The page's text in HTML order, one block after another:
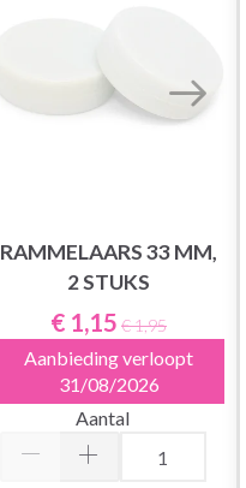
RAMMELAARS 33 MM,
2 STUKS
€ 1,15 € 1,95
Aanbieding verloopt
31/08/2026
Aantal